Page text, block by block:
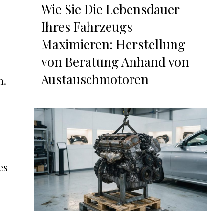
Wie Sie Die Lebensdauer
Ihres Fahrzeugs
Maximieren: Herstellung
von Beratung Anhand von
Austauschmotoren